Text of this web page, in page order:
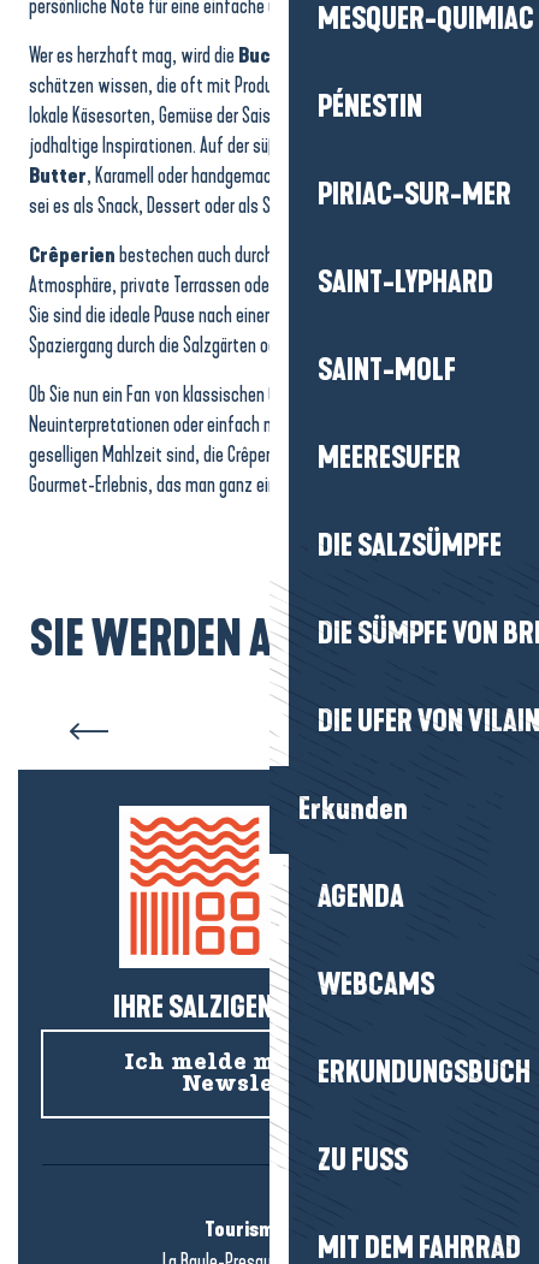
MESQUER-QUIMIAC
PÉNESTIN
PIRIAC-SUR-MER
SAINT-LYPHARD
SAINT-MOLF
MEERESUFER
DIE SALZSÜMPFE
DIE SÜMPFE VON
DIE UFER VON
Erkunden
AGENDA
WEBCAMS
ERKUNDUNGSBUCH
ZU FUSS
MIT DEM FAHRRAD
La Flambée
Restaurant La Bisquine
Crêperie de Kéroman
Crêperie - Saladerie La Yole
persönliche Note für eine einfache und herzliche Mahlzeit.
Wer es herzhaft mag, wird dieBuchweizenpfannkuchen
schätzen wissen, die oft mit Produkten aus der Region belegt sind:
lokale Käsesorten, Gemüse der Saison, Wurstwaren, Fisch oder
jodhaltige Inspirationen. Auf der süßen Seite sind
Butter, Karamell oder handgemachten Süßigkeiten immer beliebt,
sei es als Snack, Dessert oder als Stärkung nach einem Spaziergang.
Crêperien bestechen auch durch ihre Atmosphäre: familiäre
Atmosphäre, private Terrassen oder modernere und kreativere Lokale.
Sie sind die ideale Pause nach einem Tag am Strand, einem
Spaziergang durch die Salzgärten oder einem Ausflug ans Meer.
Ob Sie nun ein Fan von klassischen Gerichten, ein Liebhaber origineller
Neuinterpretationen oder einfach nur auf der Suche nach einer
geselligen Mahlzeit sind, die Crêperien bieten ein unumgängliches
Gourmet-Erlebnis, das man ganz einfach teilen kann.
SIE WERDEN AUCH MÖGEN...
Kulinarische Demos
IHRE SALZIGEN NEUIGKEITEN!
Ich melde mich für den
Newsletter an
Tourismusbüro